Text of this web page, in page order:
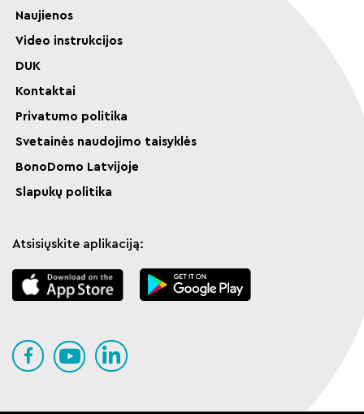
Naujienos
Video instrukcijos
DUK
Kontaktai
Privatumo politika
Svetainės naudojimo taisyklės
BonoDomo Latvijoje
Slapukų politika
Atsisiųskite aplikaciją: